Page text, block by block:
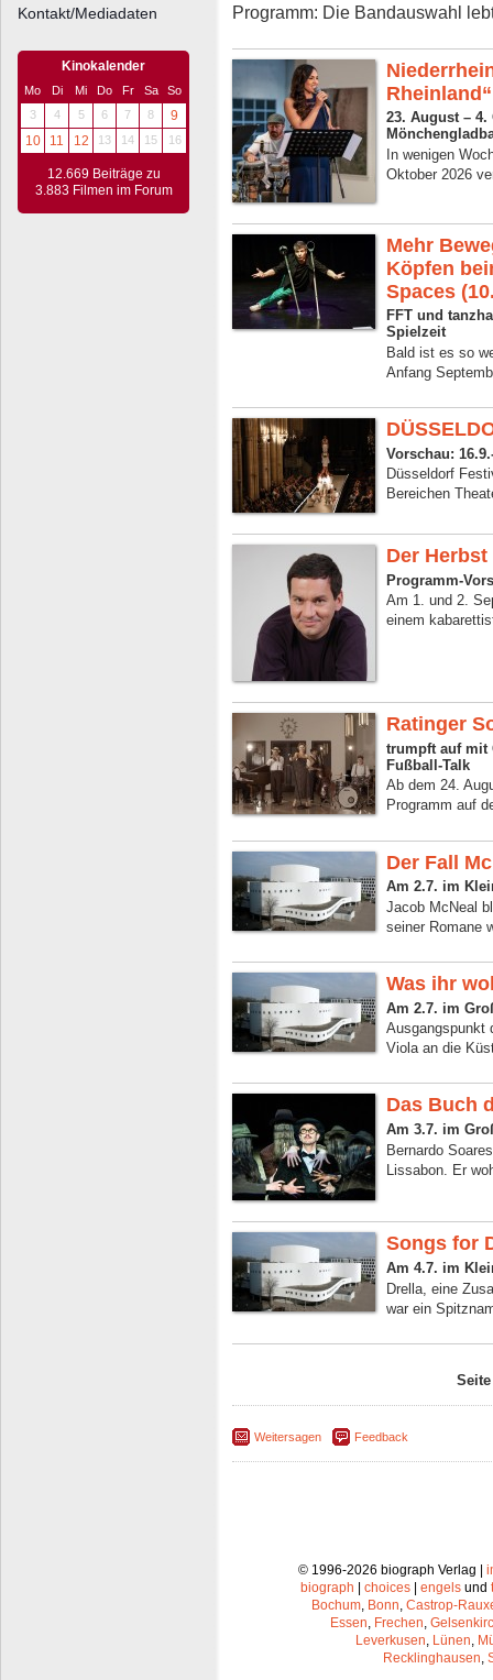
Kontakt/Mediadaten
Kinokalender
Mo Di Mi Do Fr Sa
So
3
4 5 6 7 8
9
10
11 12 13 14 15 16
12.669 Beiträge zu
3.883 Filmen im Forum
Programm: Die Bandauswahl
Rheinland“
23. August – 4.
In wenigen
Oktober 2026
Mehr
Köpfen
Spaces
FFT und
Spielzeit
Bald ist es so
Anfang
Vorschau:
Düsseldorf
Bereichen
Der
Programm-
Am 1. und 2.
einem
Ratinger
trumpft auf mit
Fußball-Talk
Ab dem 24.
Programm auf
Der Fall
Am 2.7. im
Jacob McNeal
seiner Romane
Was ihr
Am 2.7. im
Ausgangspunkt
Viola an die
Das Buch
Am 3.7. im
Bernardo
Lissabon. Er
Songs for
Am 4.7. im
Drella, eine
war ein
Weitersagen Feedback
© 1996-2026 biograph Verlag |
biograph
choices engels und
Bochum, Bonn, Castrop-
Essen, Frechen,
Leverkusen, Lünen,
Recklinghausen,